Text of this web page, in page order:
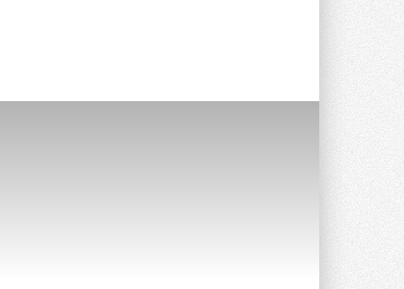
предложение оснащать все новые ...